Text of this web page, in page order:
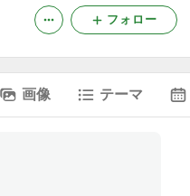
フォロー
画像 テーマ